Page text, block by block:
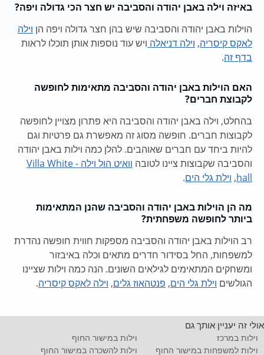
באיזה וילה באבן יהודה והסביבה יש חצר הכי גדולה ויפה?
הוילות באבן יהודה והסביבה שיש בהן חצר גדולה ויפה הן וילה
לאקס קיסריה, וילה דניאלה ויש עוד נוספות אותן תוכלו לראות
בדף זה.
האם הוילות באבן יהודה והסביבה מתאימות לחופשה
לקבוצת חברים?
בהחלט, וילה באבן יהודה והסביבה היא פתרון מצויין לחופשה
לקבוצות חברים. חופשה מסוג זה מאפשרת גם פרטיות וגם
להיות ביחד עם חברים שאוהבים. להלן כמה וילות באבן יהודה
והסביבה שקבוצות ציינו לטובה
וואיט הול וילה - Villa White
hall
, וילת גלי הים.
מה הן הוילות באבן יהודה והסביבה שהנן המתאימות
ביותר לחופשה משפחתית?
רב הוילות באבן יהודה והסביבה מספקות חווית חופשה נהדרת
למשפחות, החל בסידור חדרים מתאים וכלה באיבזור
ומשחקים המתאימים לגילאים השונים. הנה כמה וילות שציינו
הגולשים וילת גלי הים, פנטהאוז גלים, וילה לאקס קיסריה.
אולי זה יעניין אותך גם
וילות במרכז
וילות במישור החוף
וילות למשפחות במישור החוף
וילות להשכרה במישור החוף